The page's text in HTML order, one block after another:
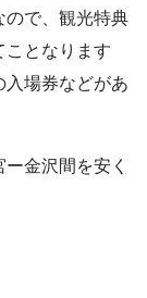
ので、観光特典
ことなります
入場券などがあ
金沢間を安く